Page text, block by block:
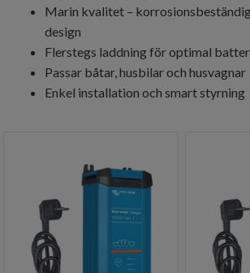
Marin kvalitet –
design
Flerstegs laddning för optimal
Passar båtar, husbilar och husvagnar
Enkel installation och smart styrning